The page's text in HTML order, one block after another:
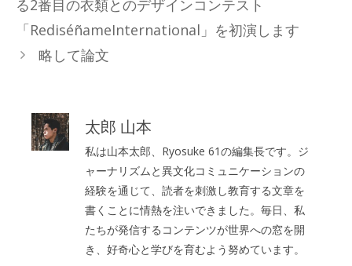
リ
ー
る2番目の衣類とのデザインコンテスト
「RediséñameInternational」を初演します
略して論文
太郎 山本
私は山本太郎、Ryosuke 61の編集長です。ジ
ャーナリズムと異文化コミュニケーションの
経験を通じて、読者を刺激し教育する文章を
書くことに情熱を注いできました。毎日、私
たちが発信するコンテンツが世界への窓を開
き、好奇心と学びを育むよう努めています。